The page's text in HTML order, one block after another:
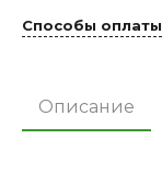
Способы оплаты
Описание